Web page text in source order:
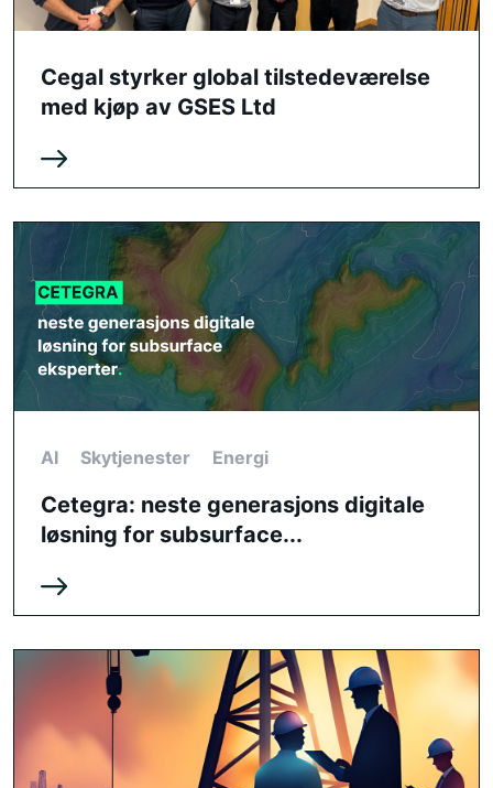
Cegal styrker global tilstedeværelse
med kjøp av GSES Ltd
AI Skytjenester Energi
Cetegra: neste generasjons digitale
løsning for subsurface...